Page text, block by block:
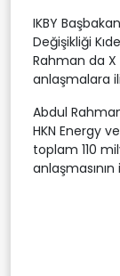
IKBY
Değişikliği
Rahman da
anlaşmalara
Abdul
HKN Energy
toplam 110
anlaşmasının